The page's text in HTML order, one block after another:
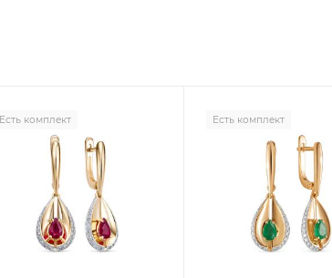
Есть комплект Есть комплект